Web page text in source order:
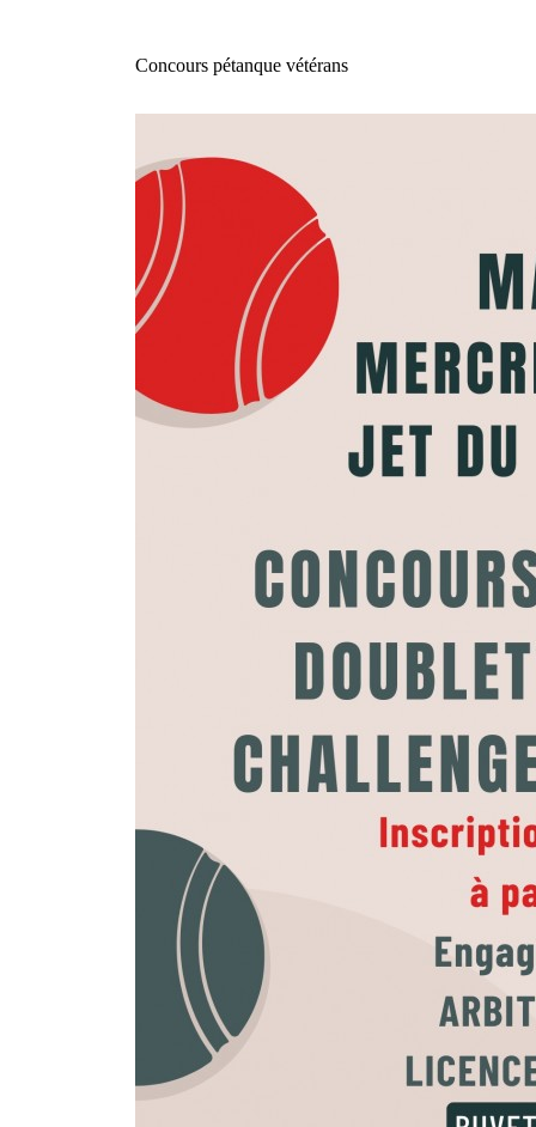
Concours pétanque vétérans